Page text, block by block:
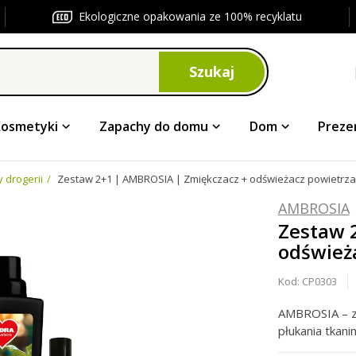
Ekologiczne opakowania ze 100% recyklatu
Szukaj
Zapachy do domu Dom
drogerii Zestaw 2+1 | AMBROSIA | Zmiękczacz + odświeżacz
AMBROSIA
Zestaw
Kod: CP0303
AMBROSIA –
płukania